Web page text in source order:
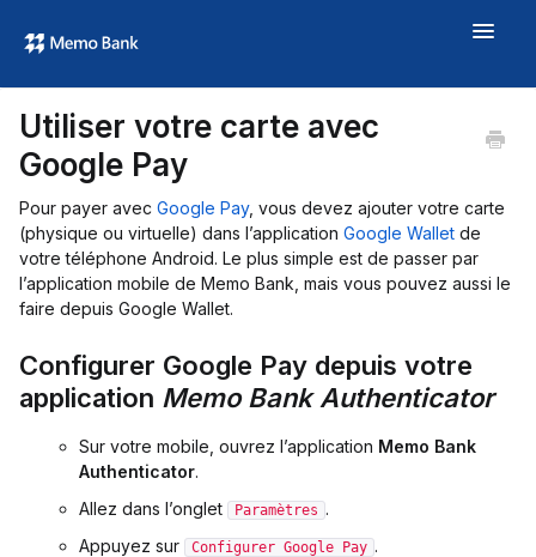
Toggle
À propos
Utiliser votre carte avec
Google Pay
Pour payer avec Google Pay, vous devez ajouter votre carte
(physique ou virtuelle) dans l’application Google Wallet de
votre téléphone Android. Le plus simple est de passer par
l’application mobile de Memo Bank, mais vous pouvez aussi le
faire depuis Google Wallet.
Configurer Google Pay depuis votre
application Memo Bank Authenticator
Sur votre mobile, ouvrez l’application Memo Bank
Authenticator.
Allez dans l’onglet
Paramètres .
Appuyez sur
Configurer Google Pay .